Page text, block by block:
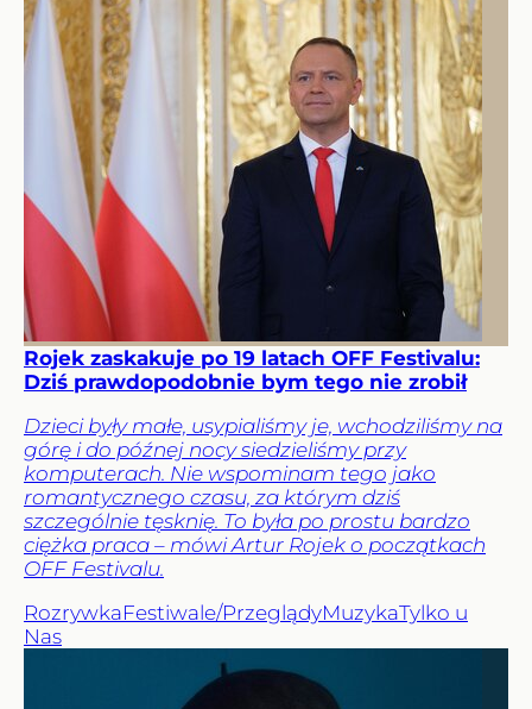
Rojek zaskakuje po 19 latach OFF Festivalu:
Dziś prawdopodobnie bym tego nie zrobił
Dzieci były małe, usypialiśmy je, wchodziliśmy na
górę i do późnej nocy siedzieliśmy przy
komputerach. Nie wspominam tego jako
romantycznego czasu, za którym dziś
szczególnie tęsknię. To była po prostu bardzo
ciężka praca – mówi Artur Rojek o początkach
OFF Festivalu.
RozrywkaFestiwale/PrzeglądyMuzykaTylko u
Nas